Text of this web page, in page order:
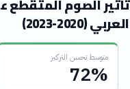
العربي (2020-2023)
متوسط تحسن التركيز
72%